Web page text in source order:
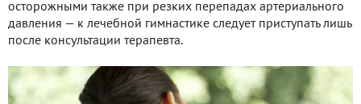
осторожными также при резких перепадах артериального
давления — к лечебной гимнастике следует приступать лишь
после консультации терапевта.